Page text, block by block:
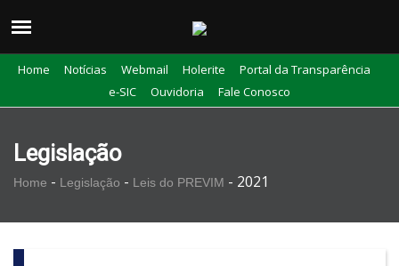
Home Notícias Webmail Holerite
Portal da Transparência
e-SIC
Ouvidoria Fale Conosco
Legislação
Home - Legislação - Leis do PREVIM - 2021